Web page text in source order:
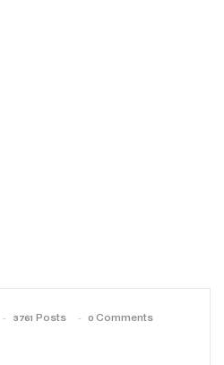
3761 Posts 0 Comments